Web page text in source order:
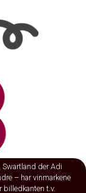
Swartland der Adi
– har vinmarkene
billedkanten t.v.